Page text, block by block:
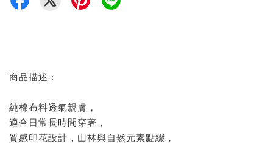
商品描述 :
純棉布料透氣親膚，
適合日常長時間穿著，
質感印花設計，山林與自然元素點綴，